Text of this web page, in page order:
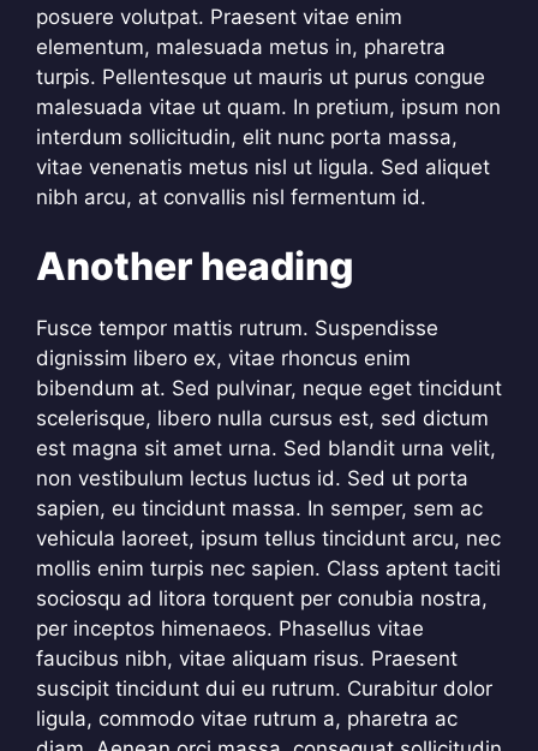
posuere volutpat. Praesent vitae enim
elementum, malesuada metus in, pharetra
turpis. Pellentesque ut mauris ut purus congue
malesuada vitae ut quam. In pretium, ipsum non
interdum sollicitudin, elit nunc porta massa,
vitae venenatis metus nisl ut ligula. Sed aliquet
nibh arcu, at convallis nisl fermentum id.
Another heading
Fusce tempor mattis rutrum. Suspendisse
dignissim libero ex, vitae rhoncus enim
bibendum at. Sed pulvinar, neque eget tincidunt
scelerisque, libero nulla cursus est, sed dictum
est magna sit amet urna. Sed blandit urna velit,
non vestibulum lectus luctus id. Sed ut porta
sapien, eu tincidunt massa. In semper, sem ac
vehicula laoreet, ipsum tellus tincidunt arcu, nec
mollis enim turpis nec sapien. Class aptent taciti
sociosqu ad litora torquent per conubia nostra,
per inceptos himenaeos. Phasellus vitae
faucibus nibh, vitae aliquam risus. Praesent
suscipit tincidunt dui eu rutrum. Curabitur dolor
ligula, commodo vitae rutrum a, pharetra ac